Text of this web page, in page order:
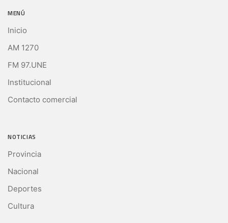
MENÚ
Inicio
AM 1270
FM 97.UNE
Institucional
Contacto comercial
NOTICIAS
Provincia
Nacional
Deportes
Cultura